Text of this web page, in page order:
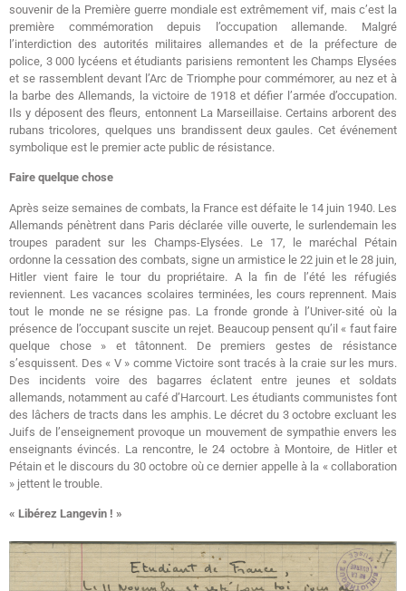
souvenir de la Première guerre mondiale est extrêmement vif, mais c’est la
première commémoration depuis l’occupation allemande. Malgré
l’interdiction des autorités militaires allemandes et de la préfecture de
police, 3 000 lycéens et étudiants parisiens remontent les Champs Elysées
et se rassemblent devant l’Arc de Triomphe pour commémorer, au nez et à
la barbe des Allemands, la victoire de 1918 et défier l’armée d’occupation.
Ils y déposent des fleurs, entonnent La Marseillaise. Certains arborent des
rubans tricolores, quelques uns brandissent deux gaules. Cet événement
symbolique est le premier acte public de résistance.
Faire quelque chose
Après seize semaines de combats, la France est défaite le 14 juin 1940. Les
Allemands pénètrent dans Paris déclarée ville ouverte, le surlendemain les
troupes paradent sur les Champs-Elysées. Le 17, le maréchal Pétain
ordonne la cessation des combats, signe un armistice le 22 juin et le 28 juin,
Hitler vient faire le tour du propriétaire. A la fin de l’été les réfugiés
reviennent. Les vacances scolaires terminées, les cours reprennent. Mais
tout le monde ne se résigne pas. La fronde gronde à l’Univer-sité où la
présence de l’occupant suscite un rejet. Beaucoup pensent qu’il « faut faire
quelque chose » et tâtonnent. De premiers gestes de résistance
s’esquissent. Des « V » comme Victoire sont tracés à la craie sur les murs.
Des incidents voire des bagarres éclatent entre jeunes et soldats
allemands, notamment au café d’Harcourt. Les étudiants communistes font
des lâchers de tracts dans les amphis. Le décret du 3 octobre excluant les
Juifs de l’enseignement provoque un mouvement de sympathie envers les
enseignants évincés. La rencontre, le 24 octobre à Montoire, de Hitler et
Pétain et le discours du 30 octobre où ce dernier appelle à la « collaboration
» jettent le trouble.
« Libérez Langevin ! »